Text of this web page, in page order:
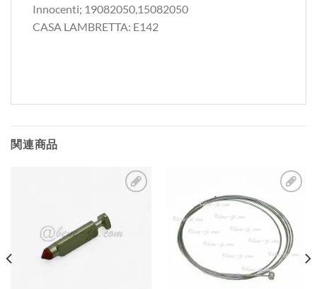
Innocenti; 19082050,15082050
CASA LAMBRETTA: E142
関連商品
お
気
に
入
り